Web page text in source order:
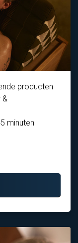
producten
&
minuten